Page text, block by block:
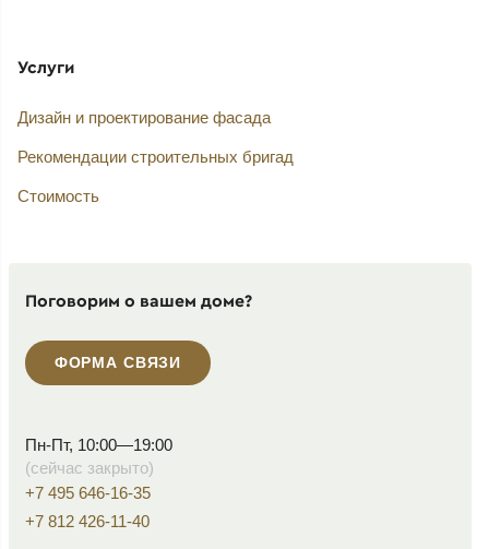
Услуги
Дизайн и проектирование фасада
Рекомендации строительных бригад
Стоимость
Поговорим о вашем доме?
ФОРМА СВЯЗИ
Пн-Пт, 10:00—19:00
(сейчас закрыто)
+7 495 646-16-35
+7 812 426-11-40